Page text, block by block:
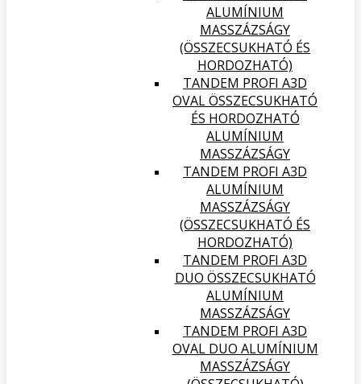
ALUMÍNIUM
MASSZÁZSÁGY
(ÖSSZECSUKHATÓ ÉS
HORDOZHATÓ)
TANDEM PROFI A3D
OVAL ÖSSZECSUKHATÓ
ÉS HORDOZHATÓ
ALUMÍNIUM
MASSZÁZSÁGY
TANDEM PROFI A3D
ALUMÍNIUM
MASSZÁZSÁGY
(ÖSSZECSUKHATÓ ÉS
HORDOZHATÓ)
TANDEM PROFI A3D
DUO ÖSSZECSUKHATÓ
ALUMÍNIUM
MASSZÁZSÁGY
TANDEM PROFI A3D
OVAL DUO ALUMÍNIUM
MASSZÁZSÁGY